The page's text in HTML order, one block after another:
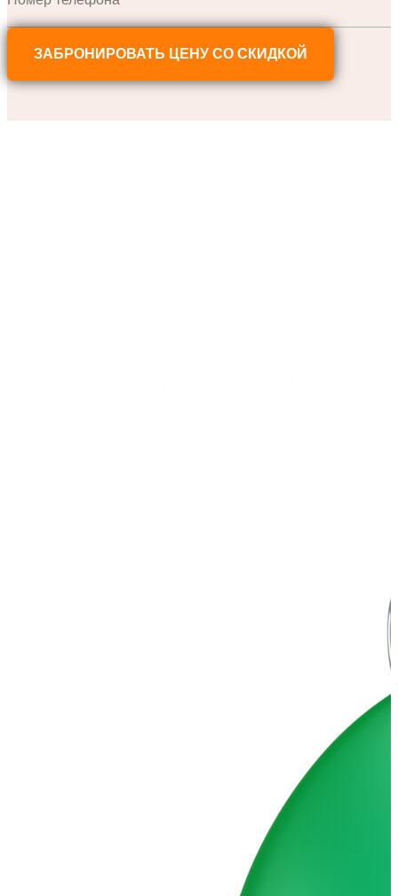
ЗАБРОНИРОВАТЬ ЦЕНУ СО СКИДКОЙ